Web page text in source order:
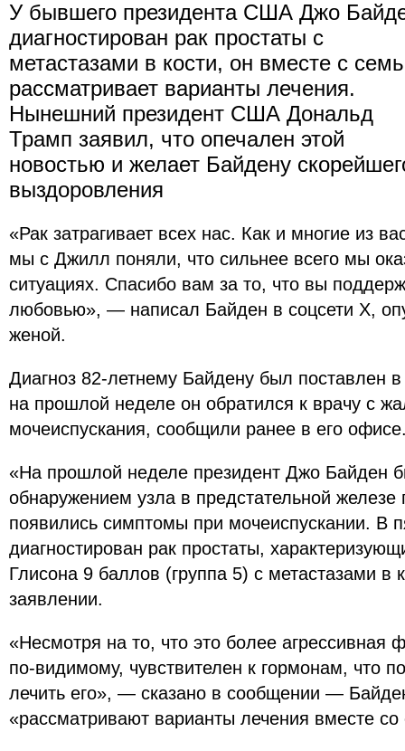
У бывшего президента США Джо
диагностирован рак простаты с
метастазами в кости, он вместе с
рассматривает варианты лечения.
Нынешний президент США Дональд
Трамп заявил, что опечален этой
новостью и желает Байдену
выздоровления
«Рак затрагивает всех нас. Как и многие из
мы с Джилл поняли, что сильнее всего мы
ситуациях. Спасибо вам за то, что вы
любовью», — написал Байден в соцсети Х,
женой.
Диагноз 82-летнему Байдену был поставлен в
на прошлой неделе он обратился к врачу с
мочеиспускания, сообщили ранее в его
«На прошлой неделе президент Джо Байден
обнаружением узла в предстательной железе
появились симптомы при мочеиспускании. В
диагностирован рак простаты,
Глисона 9 баллов (группа 5) с метастазами в
заявлении.
«Несмотря на то, что это более агрессивная
по-видимому, чувствителен к гормонам, что
лечить его», — сказано в сообщении —
«рассматривают варианты лечения вместе